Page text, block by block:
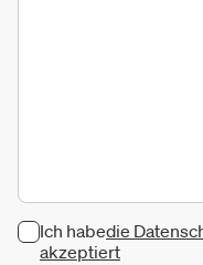
Ich habedie
akzeptiert